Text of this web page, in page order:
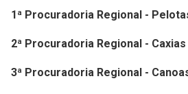
1ª Procuradoria Regional -
2ª Procuradoria Regional - Caxias
3ª Procuradoria Regional -